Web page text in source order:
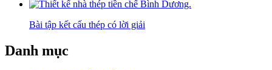
Bài tập kết cấu thép có lời giải
Danh mục